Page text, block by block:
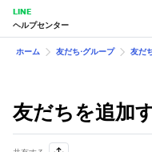
LINE
ヘルプセンター
ホーム 友だち⋅グループ 友だ
友だちを追加